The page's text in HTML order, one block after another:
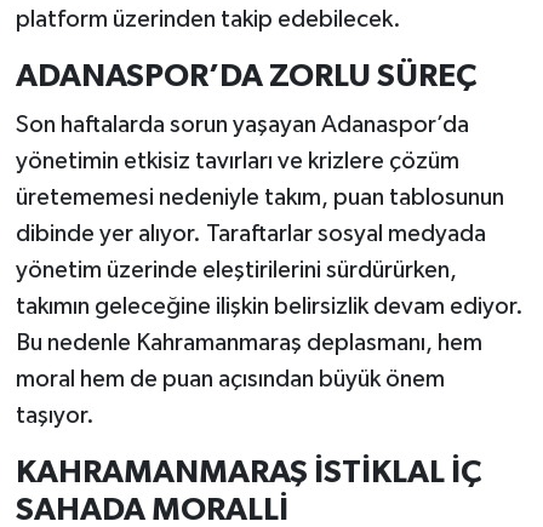
platform üzerinden takip edebilecek.
ADANASPOR’DA ZORLU SÜREÇ
Son haftalarda sorun yaşayan Adanaspor’da
yönetimin etkisiz tavırları ve krizlere çözüm
üretememesi nedeniyle takım, puan tablosunun
dibinde yer alıyor. Taraftarlar sosyal medyada
yönetim üzerinde eleştirilerini sürdürürken,
takımın geleceğine ilişkin belirsizlik devam ediyor.
Bu nedenle Kahramanmaraş deplasmanı, hem
moral hem de puan açısından büyük önem
taşıyor.
KAHRAMANMARAŞ İSTİKLAL İÇ
SAHADA MORALLİ